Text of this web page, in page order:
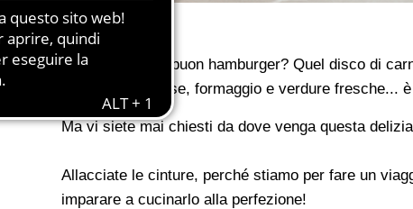
Chi non ama un buon hamburger? Quel disco di
arricchito da salse, formaggio e verdure fresche...
Ma vi siete mai chiesti da dove venga questa
Allacciate le cinture, perché stiamo per fare un
imparare a cucinarlo alla perfezione!